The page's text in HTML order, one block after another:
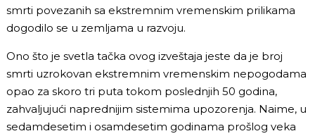
smrti povezanih sa ekstremnim vremenskim prilikama
dogodilo se u zemljama u razvoju.
Ono što je svetla tačka ovog izveštaja jeste da je broj
smrti uzrokovan ekstremnim vremenskim nepogodama
opao za skoro tri puta tokom poslednjih 50 godina,
zahvaljujući naprednijim sistemima upozorenja. Naime, u
sedamdesetim i osamdesetim godinama prošlog veka